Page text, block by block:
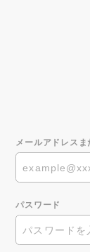
メールアドレス
パスワード